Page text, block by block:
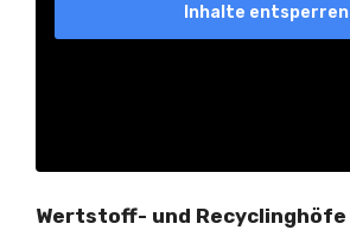
Inhalte entsperren
Wertstoff- und Recyclinghöfe